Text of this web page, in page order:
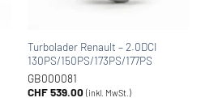
Turbolader Renault – 2.0DCI
130PS/150PS/173PS/177PS
GB000081
CHF539.00 (inkl. MwSt.)